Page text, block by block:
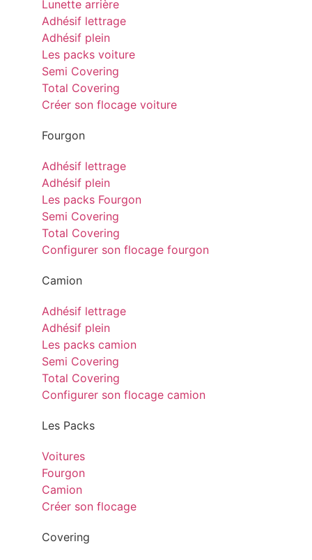
Lunette arrière
Adhésif lettrage
Adhésif plein
Les packs voiture
Semi Covering
Total Covering
Créer son flocage voiture
Fourgon
Adhésif lettrage
Adhésif plein
Les packs Fourgon
Semi Covering
Total Covering
Configurer son flocage fourgon
Camion
Adhésif lettrage
Adhésif plein
Les packs camion
Semi Covering
Total Covering
Configurer son flocage camion
Les Packs
Voitures
Fourgon
Camion
Créer son flocage
Covering